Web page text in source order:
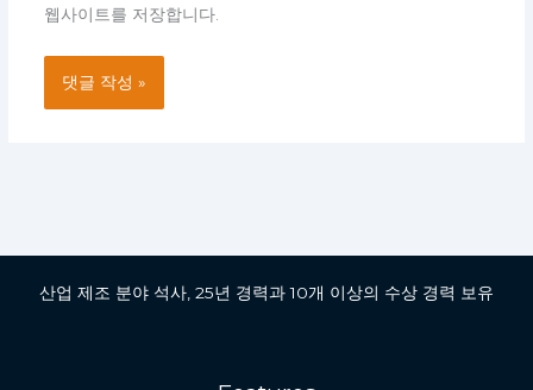
웹사이트를 저장합니다.
산업 제조 분야 석사, 25년 경력과 10개 이상의 수상 경력 보유